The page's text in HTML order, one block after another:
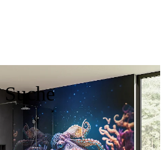
Suche